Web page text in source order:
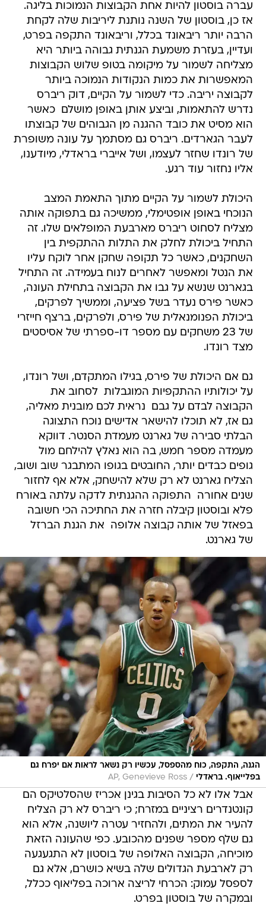
עברה בוסטון להיות אחת הקבוצות הנמוכות בליגה.
אז כן, בוסטון של השנה נותנת ליריבות שלה לקחת
הרבה יותר ריבאונד בכלל, וריבאונד התקפה בפרט,
ועדיין, בעזרת משמעת הגנתית גבוהה ביותר היא
מצליחה לשמור על מיקומה בטופ שלוש הקבוצות
המאפשרות את כמות הנקודות הנמוכה ביותר
לקבוצה יריבה. כדי לשמור על הקיים, דוק ריברס
נדרש להתאמות, וביצע אותן באופן מושלם  כאשר
הוא מסיט את כובד ההגנה מן הגבוהים של קבוצתו
לעבר הגארדים. ריברס גם מסתמך על עונה משופרת
של רונדו שחזר לעצמו, ושל אייברי בראדלי, מיודענו,
אליו נחזור עוד רגע.
היכולת לשמור על הקיים מתוך התאמת המצב
הנוכחי באופן אופטימלי, ממשיכה גם בתפוקה אותה
מצליח לסחוט ריברס מארבעת המופלאים שלו. זה
התחיל ביכולת לחלק את התלות ההתקפית בין
השחקנים, כאשר כל תקופה שחקן אחר לוקח עליו
את הנטל ומאפשר לאחרים לנוח בעמידה. זה התחיל
בגארנט שנשא על גבו את הקבוצה בתחילת העונה,
כאשר פירס נעדר בשל פציעה, וממשיך לפרקים,
ביכולת הפנומנאלית של פירס, ולפרקים, ברצף חייזרי
של 23 משחקים עם מספר דו-ספרתי של אסיסטים
מצד רונדו.
גם אם היכולת של פירס, בגילו המתקדם, ושל רונדו,
על יכולותיו ההתקפיות המוגבלות  לסחוב את
הקבוצה לבדם על גבם  נראית לכם מובנית מאליה,
גם אז, לא תוכלו להישאר אדישים נוכח התצוגה
הבלתי סבירה של גארנט מעמדת הסנטר. דווקא
מעמדה מספר חמש, בה הוא נאלץ להילחם מול
גופים כבדים יותר, החובטים בגופו המתבגר שוב ושוב,
הצליח גארנט לא רק שלא להישחק, אלא אף לחזור
שנים אחורה  התפוקה ההגנתית לדקה עלתה באורח
פלא ובוסטון קיבלה חזרה את החתיכה הכי חשובה
בפאזל של אותה קבוצה אלופה  את הגנת הברזל
של גארנט.
הגנה, התקפה, כוח מהספסל, עכשיו רק נשאר לראות אם יפרח גם
בפלייאוף. בראדלי /
AP, Genevieve Ross
אבל אלו לא כל הסיבות בגינן אכריז שהסלטיקס הם
קונטנדרים רציניים במזרח; כי ריברס לא רק הצליח
להעיר את המתים, ולהחזיר עטרה ליושנה, אלא הוא
גם שלף מספר שפנים מהכובע. כפי שהעונה הזאת
מוכיחה, הקבוצה האלופה של בוסטון לא התגעגעה
רק לארבעת הגדולים שלה בשיא כושרם, אלא גם
לספסל עמוק: הכרחי לריצה ארוכה בפליאוף ככלל,
ובמקרה של בוסטון בפרט.